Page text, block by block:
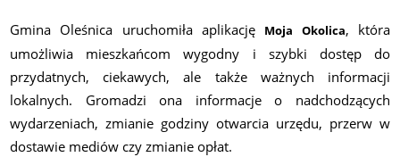
Gmina Oleśnica uruchomiła aplikację Moja Okolica, która
umożliwia mieszkańcom wygodny i szybki dostęp do
przydatnych, ciekawych, ale także ważnych informacji
lokalnych. Gromadzi ona informacje o nadchodzących
wydarzeniach, zmianie godziny otwarcia urzędu, przerw w
dostawie mediów czy zmianie opłat.